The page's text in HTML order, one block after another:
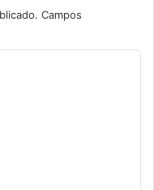
Campos